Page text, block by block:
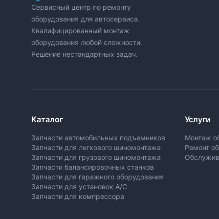
Сервисный центр по ремонту
оборудования для автосервиса.
Квалифицированный монтаж
оборудования любой сложности.
Решение нестандартных задач.
Каталог
Запчасти автомобильных подъемников
Запчасти для легкового шиномонтажа
Запчасти для грузового шиномонтажа
Запчасти балансировочных станков
Запчасти для гаражного оборудования
Запчасти для установок A/C
Запчасти для компрессора
Услуги
Монтаж
Ремонт